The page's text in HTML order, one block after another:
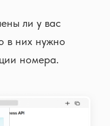
ли у вас
в них нужно
номера.